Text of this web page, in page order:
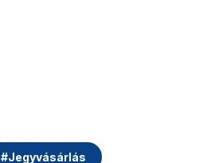
#Jegyvásárlás